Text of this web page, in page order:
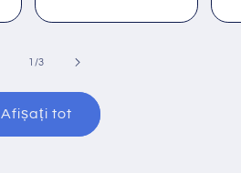
1 /din
3
Afișați tot